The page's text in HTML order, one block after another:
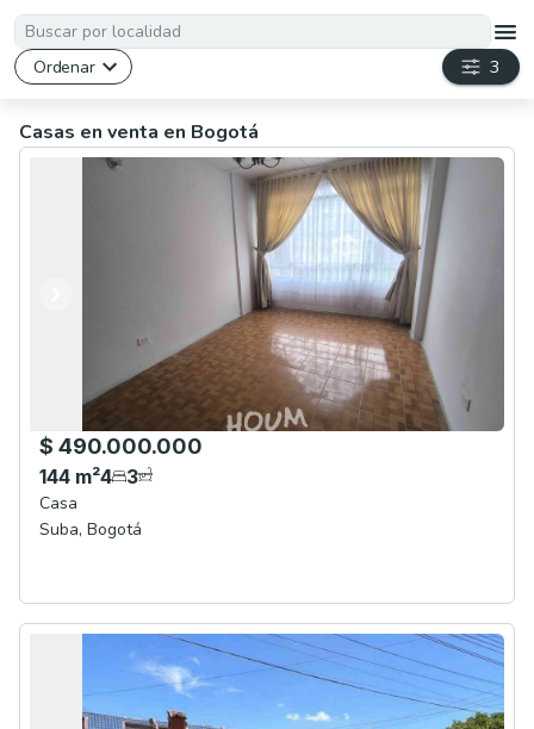
3
Ordenar
Casas en venta en Bogotá
$ 490.000.000
144 m²4 3
Casa
Suba, Bogotá